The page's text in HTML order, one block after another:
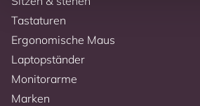
Tastaturen
Ergonomische Maus
Laptopständer
Monitorarme
Marken